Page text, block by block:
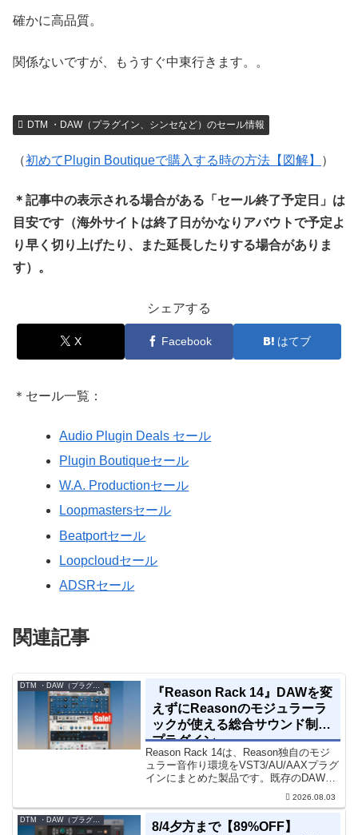
確かに高品質。
関係ないですが、もうすぐ中東行きます。。
DTM ・DAW（プラグイン、シンセなど）のセール情報
（初めてPlugin Boutiqueで購入する時の方法【図解】 ）
＊記事中の表示される場合がある「セール終了予定日」は
目安です（海外サイトは終了日がかなりアバウトで予定よ
り早く切り上げたり、また延長したりする場合がありま
す）。
シェアする
X Facebook はてブ
＊セール一覧：
Audio Plugin Deals セール
Plugin Boutiqueセール
W.A. Productionセール
Loopmastersセール
Beatportセール
Loopcloudセール
ADSRセール
関連記事
DTM ・DAW（プラグイン、シンセなど）のセール情報
『Reason Rack 14』DAWを変
えずにReasonのモジュラーラ
ックが使える総合サウンド制作
プラグイン
Reason Rack 14は、Reason独自のモジ
ュラー音作り環境をVST3/AU/AAXプラグ
インにまとめた製品です。既存のDAWを
乗り換えることなく、68種類のシンセや
エフェクト、CV配線をそのままトラック
に追加できます。通常199...
2026.08.03
DTM ・DAW（プラグイン、シンセなど）のセール情報
8/4夕方まで【89%OFF】